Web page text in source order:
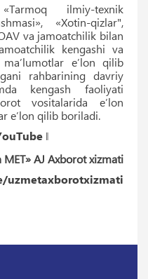
ilmiy-texnik
«Xotin-qizlar",
va jamoatchilik bilan
kengashi va
eʼlon qilib
rahbarining davriy
kengash faoliyati
vositalarida eʼlon
eʼlon qilib boriladi.
‖
MET» AJ Axborot xizmati
uzmetaxborotxizmati